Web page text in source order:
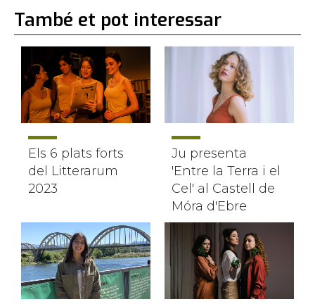
També et pot interessar
Els 6 plats forts
del Litterarum
2023
Ju presenta
'Entre la Terra i el
Cel' al Castell de
Móra d'Ebre